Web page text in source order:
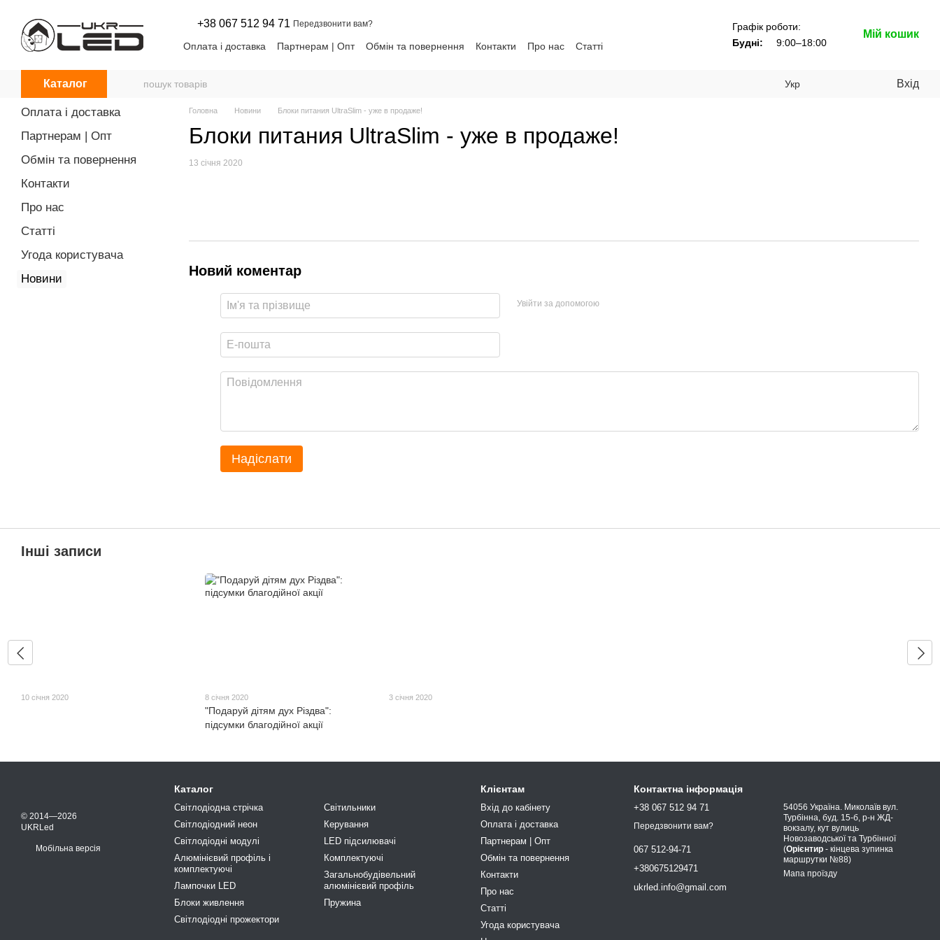
+38 067 512 94 71 Передзвонити вам?
Оплата і доставка Партнерам | Опт Обмін та повернення Контакти Про нас
Статті
Графік роботи:
Будні:
9:00–18:00
Мій кошик
Каталог Укр Вхід
Головна Новини Блоки питания UltraSlim - уже в продаже!
Блоки питания UltraSlim - уже в продаже!
13 січня 2020
Новий коментар
Увійти за допомогою
Надіслати
Оплата і доставка
Партнерам | Опт
Обмін та повернення
Контакти
Про нас
Статті
Угода користувача
Новини
Інші записи
10 січня 2020 8 січня 2020
"Подаруй дітям дух Різдва":
підсумки благодійної акції
3 січня 2020
© 2014—2026
UKRLed
Мобільна версія
Каталог
Світлодіодна стрічка
Світлодіодний неон
Світлодіодні модулі
Алюмінієвий профіль і
комплектуючі
Лампочки LED
Блоки живлення
Світлодіодні прожектори
Світильники
Керування
LED підсилювачі
Комплектуючі
Загальнобудівельний
алюмінієвий профіль
Пружина
Клієнтам
Вхід до кабінету
Оплата і доставка
Партнерам | Опт
Обмін та повернення
Контакти
Про нас
Статті
Угода користувача
Контактна інформація
+38 067 512 94 71
Передзвонити вам?
067 512-94-71
+380675129471
ukrled.info@gmail.com
54056 Україна. Миколаїв вул.
Турбінна, буд. 15-б, р-н ЖД-
вокзалу, кут вулиць
Новозаводської та Турбінної
(Орієнтир - кінцева зупинка
маршрутки №88)
Мапа проїзду